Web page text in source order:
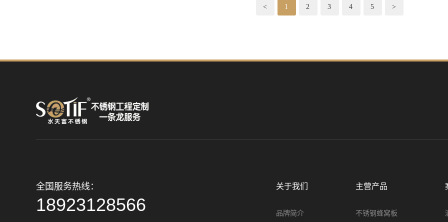
< 1 2 3 4 5 >
全国服务热线：
18923128566
关于我们
品牌简介
主营产品
不锈钢蜂窝板